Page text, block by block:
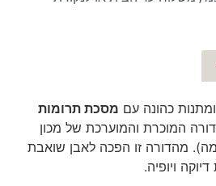
כהונה עם מסכת תרומות
המוכרת והמוערכת של מכון
מהדורה זו הפכה לאבן שואבת
ויופיה.